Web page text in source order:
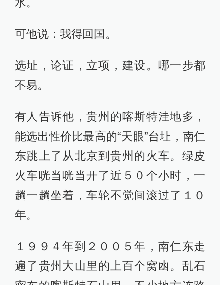
水。
可他说：我得回国。
选址，论证，立项，建设。哪一步都
不易。
有人告诉他，贵州的喀斯特洼地多，
能选出性价比最高的“天眼”台址，南仁
东跳上了从北京到贵州的火车。绿皮
火车咣当咣当开了近５０个小时，一
趟一趟坐着，车轮不觉间滚过了１０
年。
１９９４年到２００５年，南仁东走
遍了贵州大山里的上百个窝凼。乱石